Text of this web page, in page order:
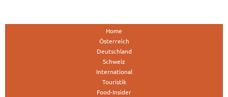
Home
Österreich
Deutschland
Schweiz
International
Touristik
Food-Insider